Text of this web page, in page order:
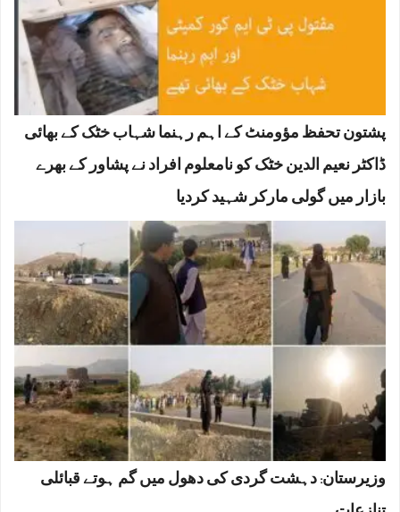
پشتون تحفظ مؤومنٹ کے اہم رہنما شہاب خٹک کے بھائی
ڈاکٹر نعیم الدین خٹک کو نامعلوم افراد نے پشاور کے بھرے
بازار میں گولی مارکر شہید کردیا
وزیرستان: دہشت گردی کی دھول میں گم ہوتے قبائلی